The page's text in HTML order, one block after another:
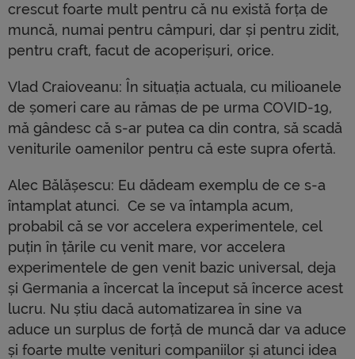
crescut foarte mult pentru că nu există forța de
muncă, numai pentru câmpuri, dar și pentru zidit,
pentru craft, facut de acoperișuri, orice.
Vlad Craioveanu: În situația actuala, cu milioanele
de șomeri care au rămas de pe urma COVID-19,
mă gândesc că s-ar putea ca din contra, să scadă
veniturile oamenilor pentru că este supra ofertă.
Alec Bălășescu: Eu dădeam exemplu de ce s-a
întamplat atunci. Ce se va întampla acum,
probabil că se vor accelera experimentele, cel
puțin în țările cu venit mare, vor accelera
experimentele de gen venit bazic universal, deja
și Germania a încercat la început să încerce acest
lucru. Nu știu dacă automatizarea în sine va
aduce un surplus de forță de muncă dar va aduce
și foarte multe venituri companiilor și atunci idea